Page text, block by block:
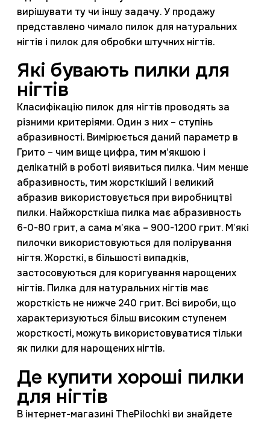
вирішувати ту чи іншу задачу. У продажу
представлено чимало пилок для натуральних
нігтів і пилок для обробки штучних нігтів.
Які бувають пилки для
нігтів
Класифікацію пилок для нігтів проводять за
різними критеріями. Один з них – ступінь
абразивності. Вимірюється даний параметр в
Грито – чим вище цифра, тим м’якшою і
делікатній в роботі виявиться пилка. Чим менше
абразивность, тим жорсткіший і великий
абразив використовується при виробництві
пилки. Найжорсткіша пилка має абразивность
6-0-80 грит, а сама м’яка – 900-1200 грит. М’які
пилочки використовуються для полірування
нігтя. Жорсткі, в більшості випадків,
застосовуються для коригування нарощених
нігтів. Пилка для натуральних нігтів має
жорсткість не нижче 240 грит. Всі вироби, що
характеризуються більш високим ступенем
жорсткості, можуть використовуватися тільки
як пилки для нарощених нігтів.
Де купити хороші пилки
для нігтів
В інтернет-магазині ThePilochki ви знайдете